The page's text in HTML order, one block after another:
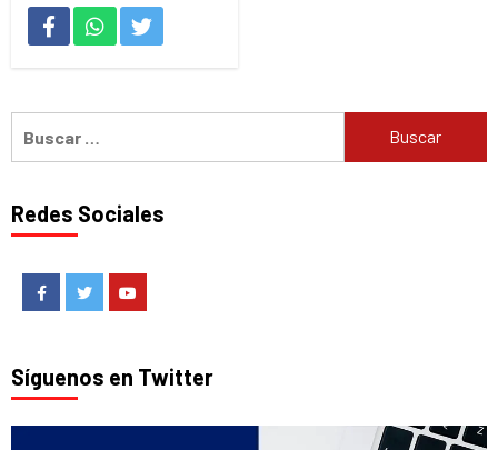
Redes Sociales
FacebookTwitter
Síguenos en Twitter